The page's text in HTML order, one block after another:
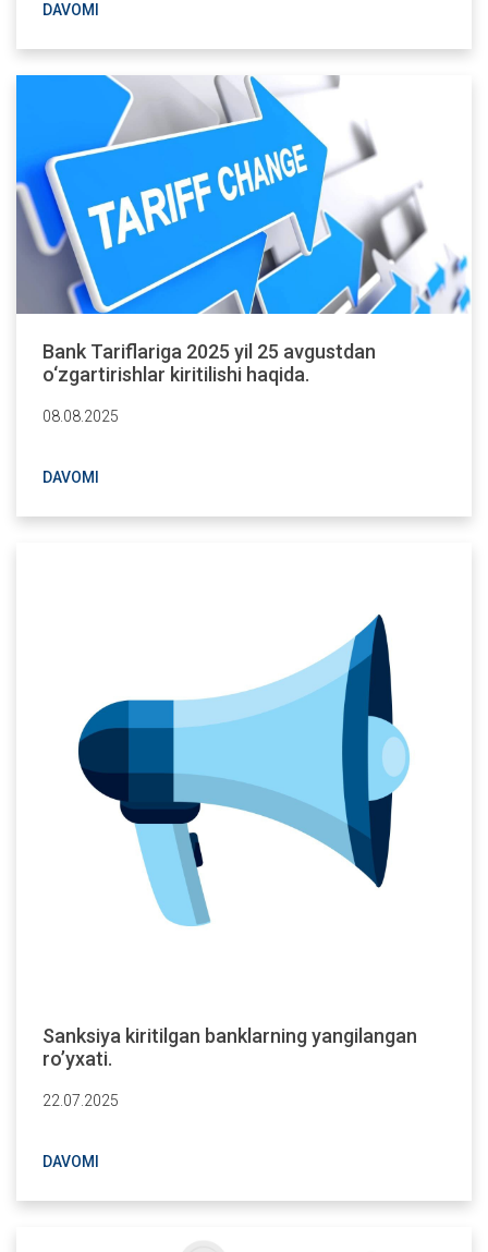
DAVOMI
Bank Tariflariga 2025 yil 25 avgustdan
o‘zgartirishlar kiritilishi haqida.
08.08.2025
DAVOMI
Sanksiya kiritilgan banklarning yangilangan
ro’yxati.
22.07.2025
DAVOMI